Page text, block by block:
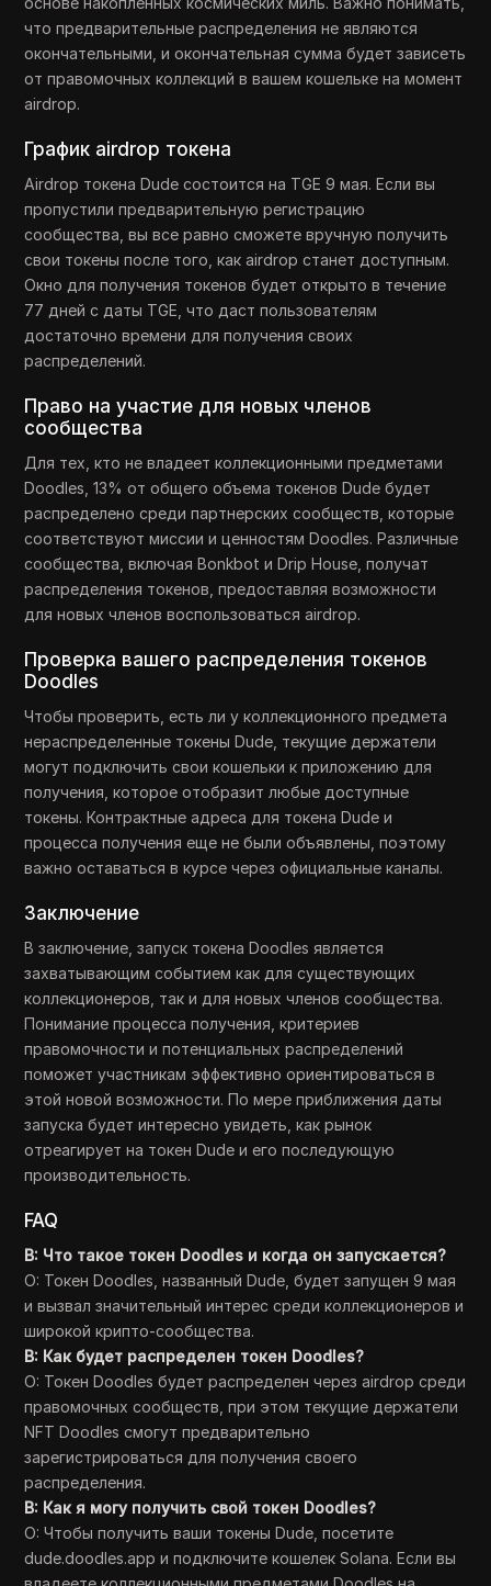
что предварительные распределения не являются
окончательными, и окончательная сумма будет зависеть
от правомочных коллекций в вашем кошельке на момент
airdrop.
График airdrop токена
Airdrop токена Dude состоится на TGE 9 мая. Если вы
пропустили предварительную регистрацию
сообщества, вы все равно сможете вручную получить
свои токены после того, как airdrop станет доступным.
Окно для получения токенов будет открыто в течение
77 дней с даты TGE, что даст пользователям
достаточно времени для получения своих
распределений.
Право на участие для новых членов
сообщества
Для тех, кто не владеет коллекционными предметами
Doodles, 13% от общего объема токенов Dude будет
распределено среди партнерских сообществ, которые
соответствуют миссии и ценностям Doodles. Различные
сообщества, включая Bonkbot и Drip House, получат
распределения токенов, предоставляя возможности
для новых членов воспользоваться airdrop.
Проверка вашего распределения токенов
Doodles
Чтобы проверить, есть ли у коллекционного предмета
нераспределенные токены Dude, текущие держатели
могут подключить свои кошельки к приложению для
получения, которое отобразит любые доступные
токены. Контрактные адреса для токена Dude и
процесса получения еще не были объявлены, поэтому
важно оставаться в курсе через официальные каналы.
Заключение
В заключение, запуск токена Doodles является
захватывающим событием как для существующих
коллекционеров, так и для новых членов сообщества.
Понимание процесса получения, критериев
правомочности и потенциальных распределений
поможет участникам эффективно ориентироваться в
этой новой возможности. По мере приближения даты
запуска будет интересно увидеть, как рынок
отреагирует на токен Dude и его последующую
производительность.
FAQ
В: Что такое токен Doodles и когда он запускается?
О: Токен Doodles, названный Dude, будет запущен 9 мая
и вызвал значительный интерес среди коллекционеров и
широкой крипто-сообщества.
В: Как будет распределен токен Doodles?
О: Токен Doodles будет распределен через airdrop среди
правомочных сообществ, при этом текущие держатели
NFT Doodles смогут предварительно
зарегистрироваться для получения своего
распределения.
В: Как я могу получить свой токен Doodles?
О: Чтобы получить ваши токены Dude, посетите
dude.doodles.app и подключите кошелек Solana. Если вы